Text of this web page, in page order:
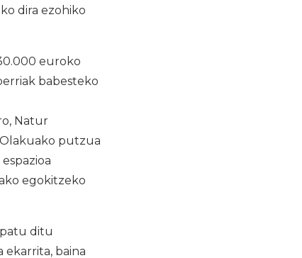
dira ezohiko
euroko
babesteko
Natur
putzua
egokitzeko
ditu
baina